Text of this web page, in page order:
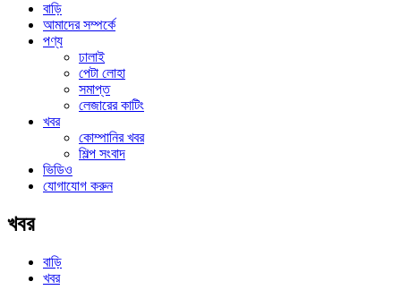
বাড়ি
আমাদের সম্পর্কে
পণ্য
ঢালাই
পেটা লোহা
সমাপ্ত
লেজারের কাটিং
খবর
কোম্পানির খবর
শিল্প সংবাদ
ভিডিও
যোগাযোগ করুন
খবর
বাড়ি
খবর